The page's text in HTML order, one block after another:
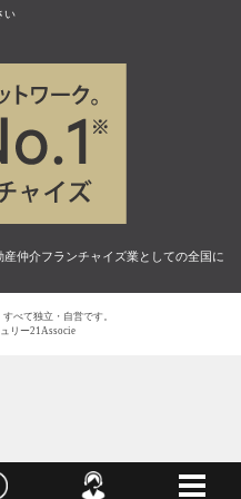
い
仲介フランチャイズ業としての全国に
べて独立・自営です。
リー21Associe